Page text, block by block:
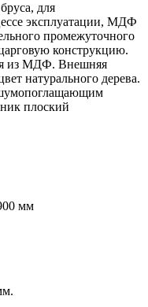
для
эксплуатации, МДФ
промежуточного
конструкцию.
из МДФ. Внешняя
натурального дерева.
шумопоглащающим
плоский
мм